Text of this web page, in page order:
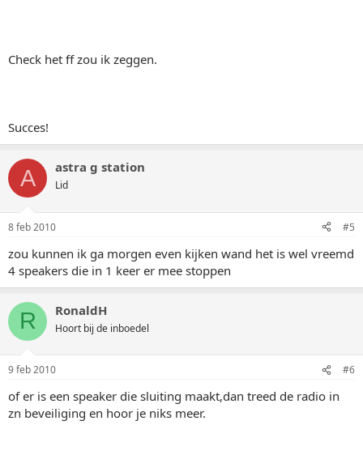
Check het ff zou ik zeggen.
Succes!
A astra g station
Lid
8 feb 2010 #5
zou kunnen ik ga morgen even kijken wand het is wel vreemd
4 speakers die in 1 keer er mee stoppen
R RonaldH
Hoort bij de inboedel
9 feb 2010 #6
of er is een speaker die sluiting maakt,dan treed de radio in
zn beveiliging en hoor je niks meer.